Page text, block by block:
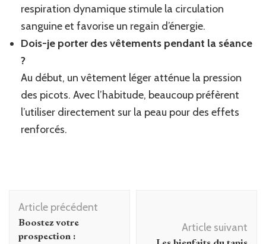
respiration dynamique stimule la circulation
sanguine et favorise un regain d’énergie.
Dois-je porter des vêtements pendant la séance
?
Au début, un vêtement léger atténue la pression
des picots. Avec l’habitude, beaucoup préfèrent
l’utiliser directement sur la peau pour des effets
renforcés.
Navigation
d'article
Article précédent
Boostez votre
prospection :
Article suivant